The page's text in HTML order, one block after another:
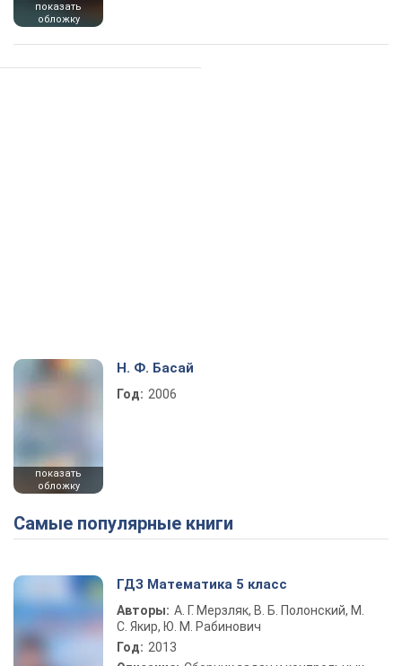
показать
обложку
показать
обложку
Н. Ф. Басай
Год: 2006
Самые популярные книги
ГДЗ Математика 5 класс
Авторы: А. Г. Мерзляк, В. Б. Полонский, М.
С. Якир, Ю. М. Рабинович
Год: 2013